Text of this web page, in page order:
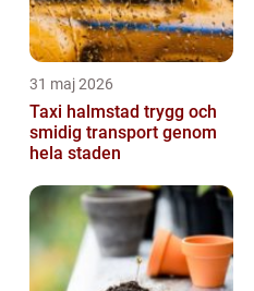
31 maj 2026
Taxi halmstad trygg och
smidig transport genom
hela staden